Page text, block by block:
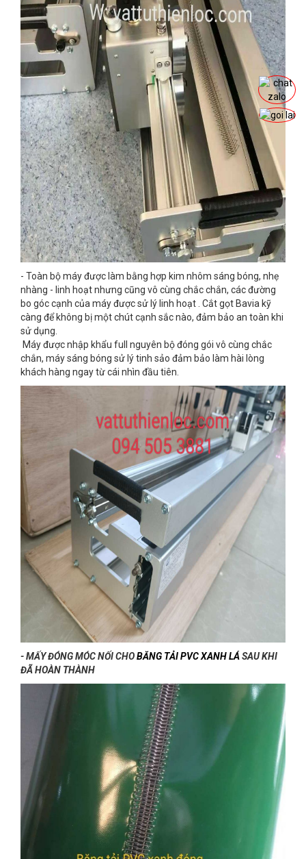
- Toàn bộ máy được làm bằng hợp kim nhôm sáng bóng, nhẹ
nhàng - linh hoạt nhưng cũng vô cùng chắc chắn, các đường
bo góc cạnh của máy được sử lý linh hoạt . Cắt gọt Bavia kỹ
càng để không bị một chút cạnh sắc nào, đảm bảo an toàn khi
sử dụng.
Máy được nhập khẩu full nguyên bộ đóng gói vô cùng chắc
chắn, máy sáng bóng sử lý tinh sảo đảm bảo làm hài lòng
khách hàng ngay từ cái nhìn đầu tiên.
- MẤY ĐÓNG MÓC NỐI CHOBĂNG TẢI PVC XANH LÁSAU KHI
ĐÃ HOÀN THÀNH